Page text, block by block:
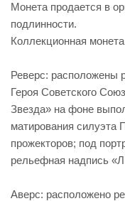
Монета продается в
подлинности.
Коллекционная
Реверс: расположены
Героя Советского
Звезда» на фоне
матирования силуэта
прожекторов; под
рельефная надпись
Аверс: расположено